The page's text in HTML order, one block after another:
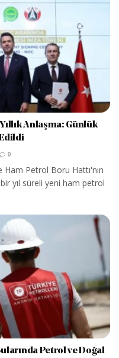
Anlaşma: Günlük
0
Ham Petrol Boru Hattı'nın
yıl süreli yeni ham petrol
Petrol ve Doğal